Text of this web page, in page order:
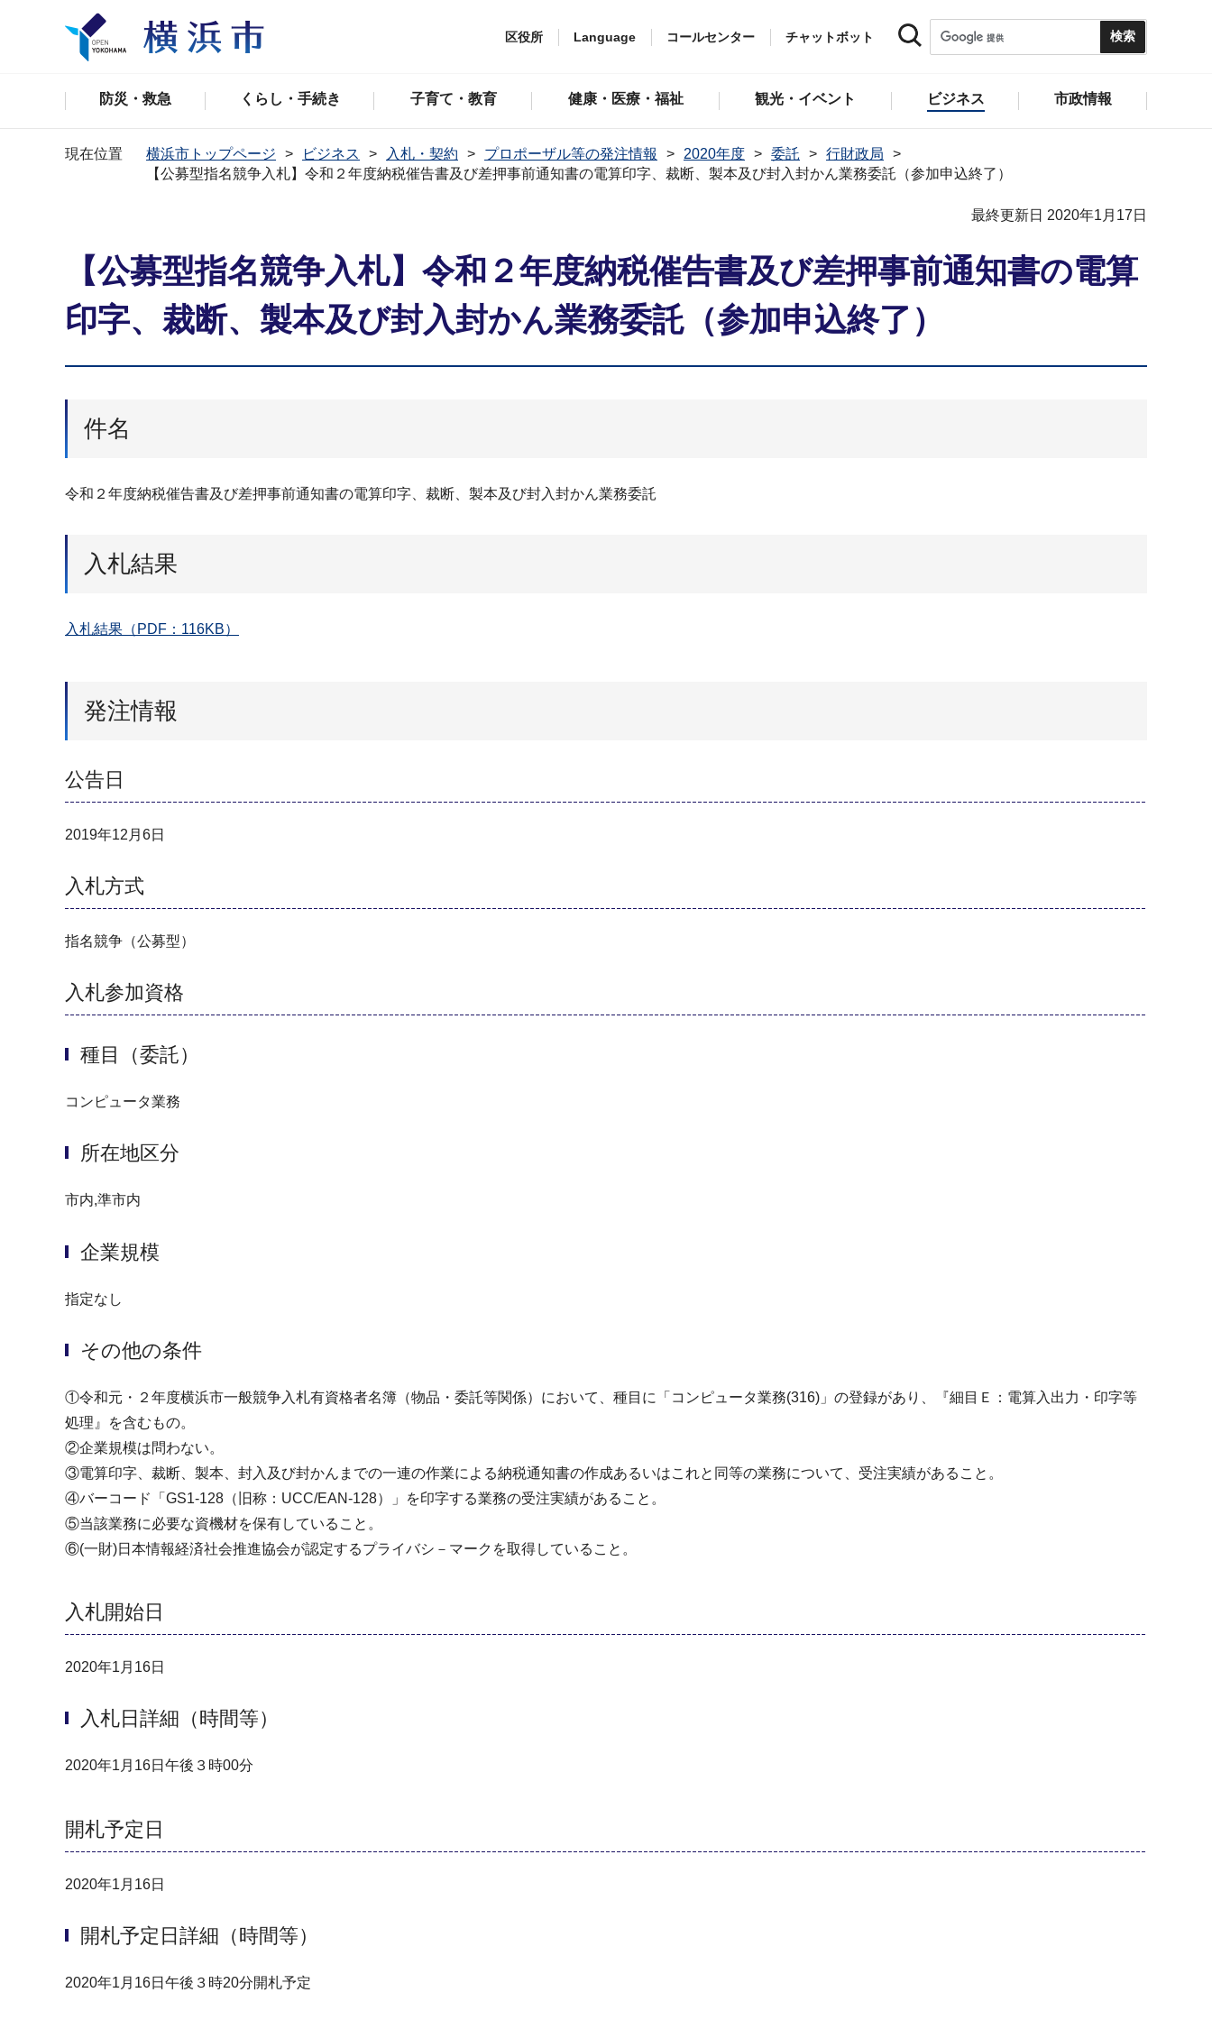
区役所 Language コールセンター チャットボット
防災・救急 くらし・手続き 子育て・教育 健康・医療・福祉 観光・イベント ビジネス 市政情報
現在位置 横浜市トップページ ビジネス 入札・契約 プロポーザル等の発注情報 2020年度 委託
行財政局
【公募型指名競争入札】令和２年度納税催告書及び差押事前通知書の電算印字、裁断、製本及び封入封かん業務委託（参加申込終了）
最終更新日 2020年1月17日
【公募型指名競争入札】令和２年度納税催告書及び差押事前通知書の電算
印字、裁断、製本及び封入封かん業務委託（参加申込終了）
件名
令和２年度納税催告書及び差押事前通知書の電算印字、裁断、製本及び封入封かん業務委託
入札結果
入札結果（PDF：116KB）
発注情報
公告日
2019年12月6日
入札方式
指名競争（公募型）
入札参加資格
種目（委託）
コンピュータ業務
所在地区分
市内,準市内
企業規模
指定なし
その他の条件
①令和元・２年度横浜市一般競争入札有資格者名簿（物品・委託等関係）において、種目に「コンピュータ業務(316)」の登録があり、『細目Ｅ：電算入出力・印字等
処理』を含むもの。
②企業規模は問わない。
③電算印字、裁断、製本、封入及び封かんまでの一連の作業による納税通知書の作成あるいはこれと同等の業務について、受注実績があること。
④バーコード「GS1-128（旧称：UCC/EAN-128）」を印字する業務の受注実績があること。
⑤当該業務に必要な資機材を保有していること。
⑥(一財)日本情報経済社会推進協会が認定するプライバシ－マークを取得していること。
入札開始日
2020年1月16日
入札日詳細（時間等）
2020年1月16日午後３時00分
開札予定日
2020年1月16日
開札予定日詳細（時間等）
2020年1月16日午後３時20分開札予定